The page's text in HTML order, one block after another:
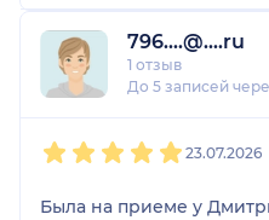
796....@....ru
1 отзыв
До 5 записей
23.07.2026
Была на приеме у